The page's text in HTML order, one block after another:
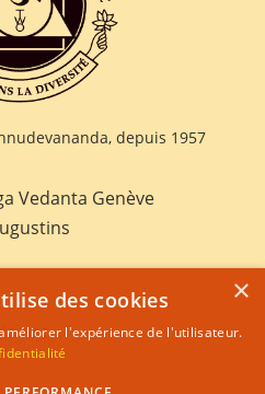
depuis 1957
Vedanta Genève
×
des cookies
l'expérience de l'utilisateur.